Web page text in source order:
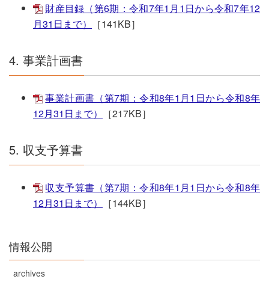
財産目録（第6期：令和7年1月1日から令和7年12
月31日まで）
［141KB］
4. 事業計画書
事業計画書（第7期：令和8年1月1日から令和8年
12月31日まで）
［217KB］
5. 収支予算書
収支予算書（第7期：令和8年1月1日から令和8年
12月31日まで）
［144KB］
情報公開
archives